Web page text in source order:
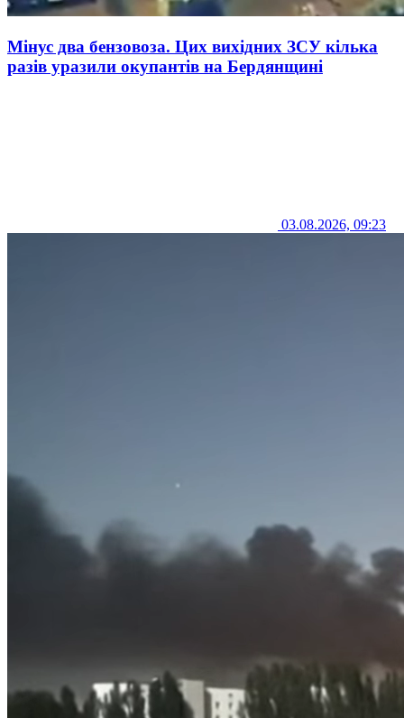
Мінус два бензовоза. Цих вихідних ЗСУ кілька
разів уразили окупантів на Бердянщині
03.08.2026, 09:23